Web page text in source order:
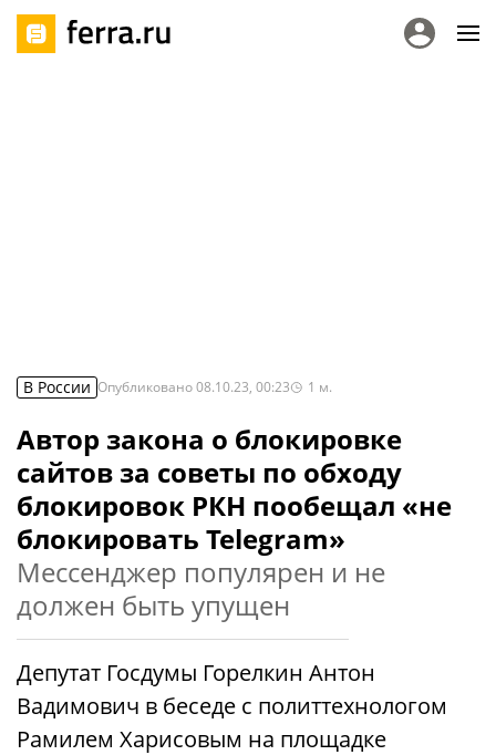
В России Опубликовано08.10.23, 00:23 1 м.
Автор закона о блокировке
сайтов за советы по обходу
блокировок РКН пообещал «не
блокировать Telegram»
Мессенджер популярен и не
должен быть упущен
Депутат Госдумы Горелкин Антон
Вадимович в беседе с политтехнологом
Рамилем Харисовым на площадке